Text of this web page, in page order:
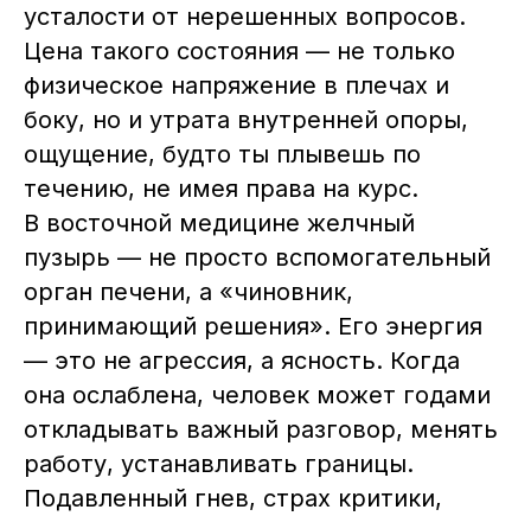
усталости от нерешенных вопросов.
Цена такого состояния — не только
физическое напряжение в плечах и
боку, но и утрата внутренней опоры,
ощущение, будто ты плывешь по
течению, не имея права на курс.
В восточной медицине желчный
пузырь — не просто вспомогательный
орган печени, а «чиновник,
принимающий решения». Его энергия
— это не агрессия, а ясность. Когда
она ослаблена, человек может годами
откладывать важный разговор, менять
работу, устанавливать границы.
Подавленный гнев, страх критики,